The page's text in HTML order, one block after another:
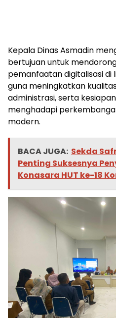
Kepala Dinas Asmadin
bertujuan untuk
pemanfaatan digitalisasi di
guna meningkatkan
administrasi, serta
menghadapi
modern.
BACA JUGA: Sekda
Penting Suksesnya
Konasara HUT ke-18